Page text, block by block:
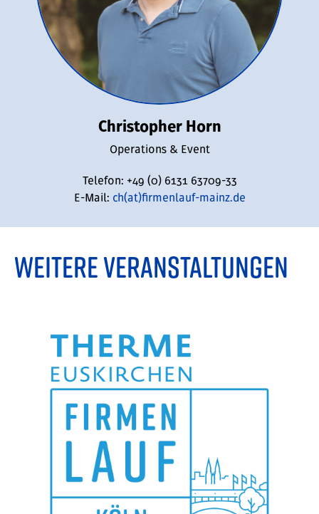
Christopher Horn
Operations & Event
Telefon: +49 (0) 6131 63709-33
E-Mail: ch(at)firmenlauf-mainz.de
weitere veranstaltungen